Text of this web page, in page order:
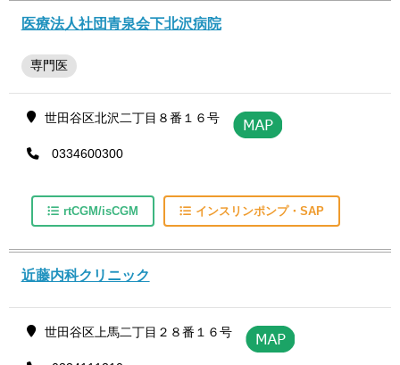
医療法人社団青泉会下北沢病院
専門医
世田谷区北沢二丁目８番１６号
0334600300
rtCGM/isCGM インスリンポンプ・SAP
近藤内科クリニック
世田谷区上馬二丁目２８番１６号